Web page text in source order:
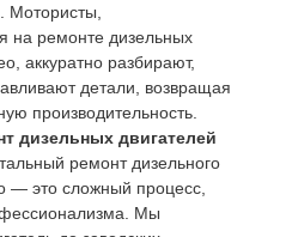
Мотористы,
на ремонте дизельных
аккуратно разбирают,
детали, возвращая
производительность.
дизельных двигателей
ремонт дизельного
— это сложный процесс,
Мы